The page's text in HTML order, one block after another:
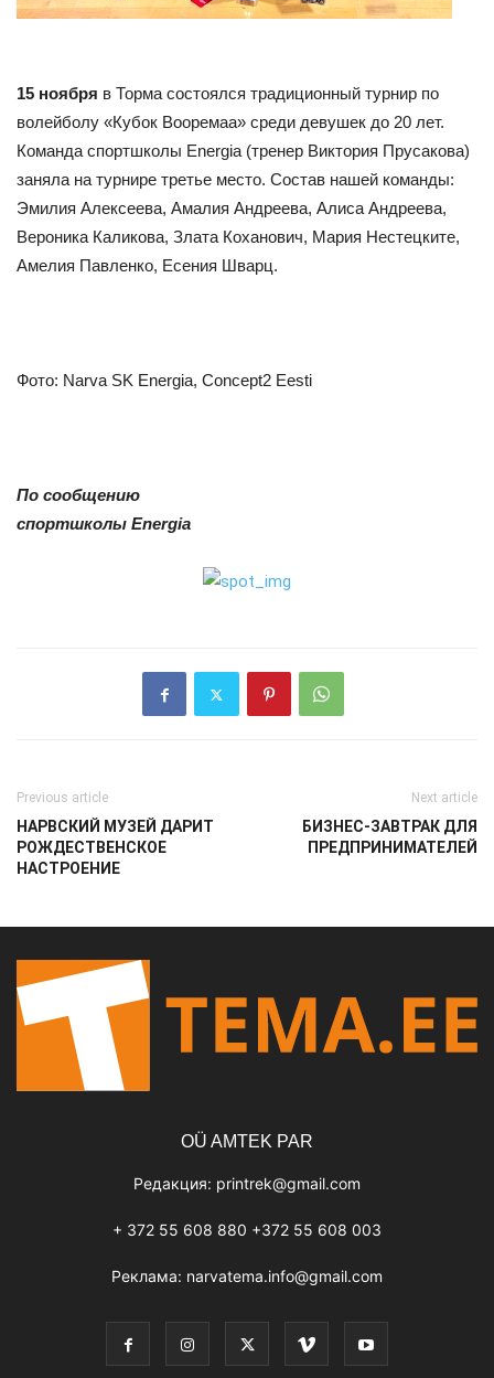
15 ноября в Торма состоялся традиционный турнир по
волейболу «Кубок Вооремаа» среди девушек до 20 лет.
Команда спортшколы Energia (тренер Виктория Прусакова)
заняла на турнире третье место. Состав нашей команды:
Эмилия Алексеева, Амалия Андреева, Алиса Андреева,
Вероника Каликова, Злата Коханович, Мария Нестецките,
Амелия Павленко, Есения Шварц.
Фото: Narva SK Energia, Concept2 Eesti
По сообщению
спортшколы Energia
Previous article
НАРВСКИЙ МУЗЕЙ ДАРИТ
РОЖДЕСТВЕНСКОЕ
НАСТРОЕНИЕ
Next article
БИЗНЕС-ЗАВТРАК ДЛЯ
ПРЕДПРИНИМАТЕЛЕЙ
OÜ AMTEK PAR
Редакция: printrek@gmail.com
+ 372 55 608 880 +372 55 608 003
Реклама: narvatema.info@gmail.com